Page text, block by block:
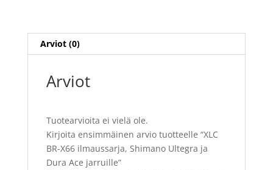
Arviot (0)
Arviot
Tuotearvioita ei vielä ole.
Kirjoita ensimmäinen arvio tuotteelle “XLC
BR-X66 ilmaussarja, Shimano Ultegra ja
Dura Ace jarruille”